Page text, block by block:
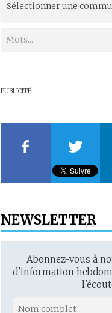
Sélectionner une
PUBLICITÉ
NEWSLETTER
Abonnez-vous à
d'information